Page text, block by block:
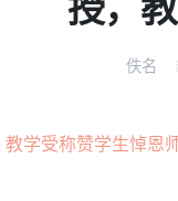
授，
佚名